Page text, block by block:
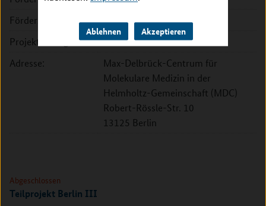
Ablehnen Akzeptieren
Förderzeitraum:
2020 - 2023
Projektleitung:
Prof. Dr. Matthias Selbach
Adresse:
Max-Delbrück-Centrum für
Molekulare Medizin in der
Helmholtz-Gemeinschaft (MDC)
Robert-Rössle-Str. 10
13125 Berlin
Abgeschlossen
Teilprojekt Berlin III